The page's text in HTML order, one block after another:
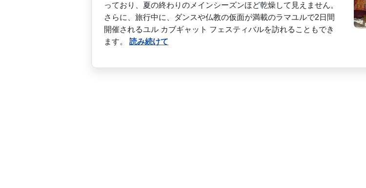
って­おり、夏の終わりのメインシーズンほど乾燥して見え­ません。
さらに、旅行中に、ダンスや仏教の仮面が満­載のラマユルで2日間
開催されるユル カブギャット フェスティバルを訪れることもでき
ます。 読み続けて